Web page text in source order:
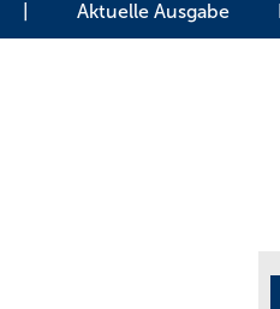
Aktuelle Ausgabe